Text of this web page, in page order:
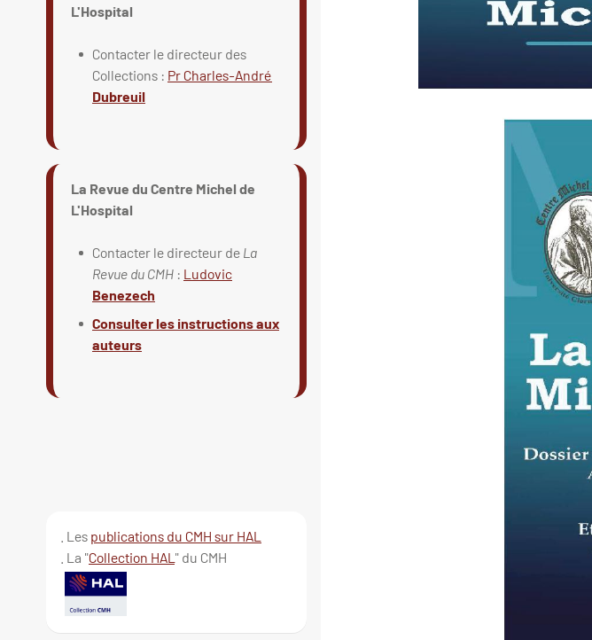
L'Hospital
Contacter le directeur des
Collections : Pr Charles-André
Dubreuil
La Revue du Centre Michel de
L'Hospital
Contacter le directeur de La
Revue du CMH : Ludovic
Benezech
Consulter les instructions aux
auteurs
. Les publications du CMH sur HAL
. La "Collection HAL " du CMH